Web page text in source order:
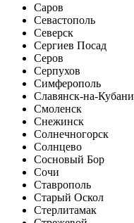
Саров
Севастополь
Северск
Сергиев Посад
Серов
Серпухов
Симферополь
Славянск-на-Кубани
Смоленск
Снежинск
Солнечногорск
Солнцево
Сосновый Бор
Сочи
Ставрополь
Старый Оскол
Стерлитамак